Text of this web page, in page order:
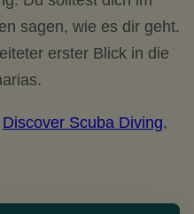
sagen, wie es dir geht.
erster Blick in die
Discover Scuba Diving,